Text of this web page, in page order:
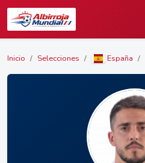
Inicio Selecciones España